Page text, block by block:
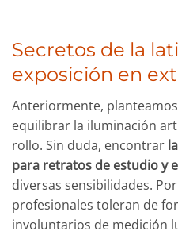
Secretos de la
exposición en
Anteriormente,
equilibrar la iluminación
rollo. Sin duda, encontrar
para retratos de estudio y
diversas sensibilidades.
profesionales toleran de
involuntarios de medición